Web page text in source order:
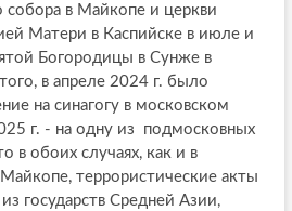
собора в Майкопе и церкви
Матери в Каспийске в июле и
Богородицы в Сунже в
в апреле 2024 г. было
на синагогу в московском
г. - на одну из подмосковных
в обоих случаях, как и в
террористические акты
государств Средней Азии,